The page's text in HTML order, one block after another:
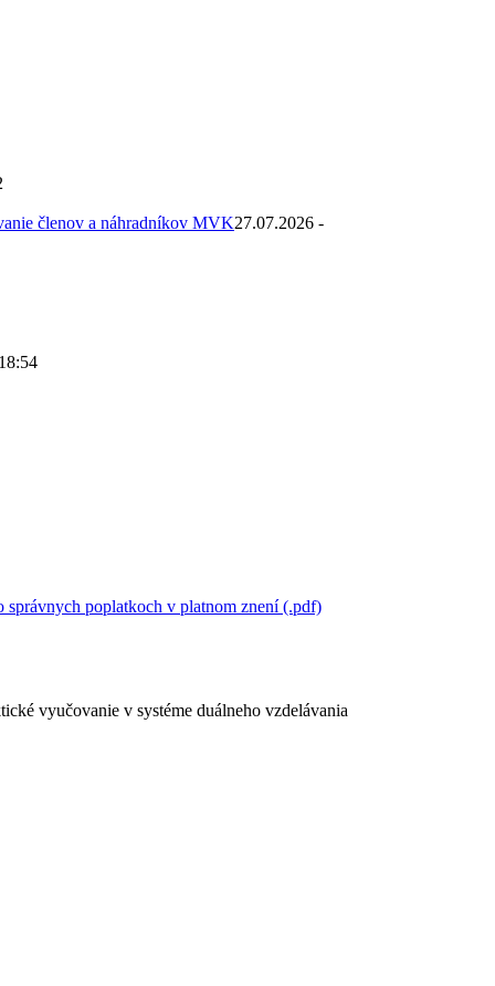
členov a náhradníkov MVK27.07.2026 -
poplatkoch v platnom znení (.pdf)
vyučovanie v systéme duálneho vzdelávania